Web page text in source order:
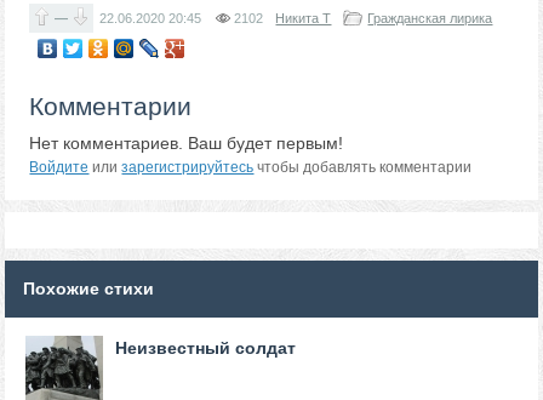
— 22.06.202020:45 2102 Никита Т Гражданская лирика
Комментарии
Нет комментариев. Ваш будет первым!
Войдите илизарегистрируйтесь чтобы добавлять комментарии
Похожие стихи
Неизвестный солдат